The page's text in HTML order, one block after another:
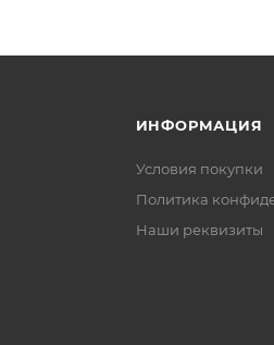
ИНФОРМАЦИЯ
Условия покупки
Политика
Наши реквизиты